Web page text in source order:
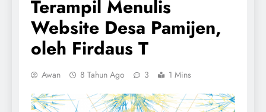
Terampil Menulis
Website Desa Pamijen,
oleh Firdaus T
Awan 8 Tahun Ago 3 1 Mins